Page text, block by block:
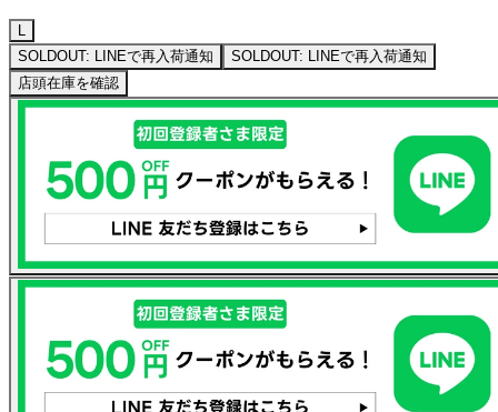
L
SOLDOUT: LINEで再入荷通知
SOLDOUT: LINEで再入荷通知
店頭在庫を確認